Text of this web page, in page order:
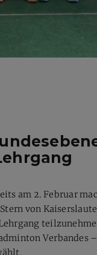
am 2. Februar
von
Verbandes